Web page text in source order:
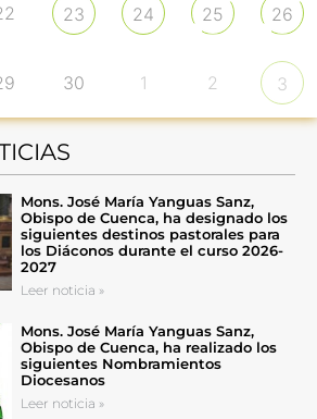
23 24 25 26
30 1 2 3
Mons. José María Yanguas Sanz,
Obispo de Cuenca, ha designado los
siguientes destinos pastorales para
los Diáconos durante el curso 2026-
2027
Leer noticia »
Mons. José María Yanguas Sanz,
Obispo de Cuenca, ha realizado los
siguientes Nombramientos
Diocesanos
Leer noticia »